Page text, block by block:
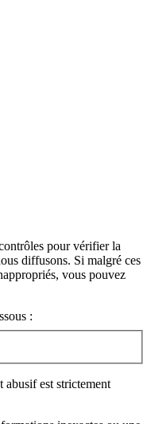
pour vérifier la
diffusons. Si malgré ces
vous pouvez
:
abusif est strictement